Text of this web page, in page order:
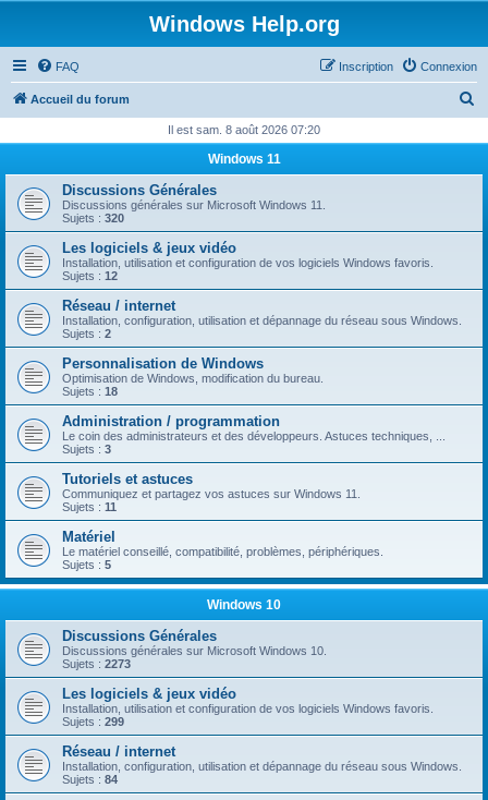
Windows Help.org
FAQ Connexion
Inscription
Accueil du forum
h
r
Il est sam. 8 août 2026 07:20
Windows 11
Discussions Générales
Discussions générales sur Microsoft Windows 11.
Sujets : 320
Les logiciels & jeux vidéo
Installation, utilisation et configuration de vos logiciels Windows favoris.
Sujets : 12
Réseau / internet
Installation, configuration, utilisation et dépannage du réseau sous Windows.
Sujets : 2
Personnalisation de Windows
Optimisation de Windows, modification du bureau.
Sujets : 18
Administration / programmation
Le coin des administrateurs et des développeurs. Astuces techniques, ...
Sujets : 3
Tutoriels et astuces
Communiquez et partagez vos astuces sur Windows 11.
Sujets : 11
Matériel
Le matériel conseillé, compatibilité, problèmes, périphériques.
Sujets : 5
Windows 10
Discussions Générales
Discussions générales sur Microsoft Windows 10.
Sujets : 2273
Les logiciels & jeux vidéo
Installation, utilisation et configuration de vos logiciels Windows favoris.
Sujets : 299
Réseau / internet
Installation, configuration, utilisation et dépannage du réseau sous Windows.
Sujets : 84